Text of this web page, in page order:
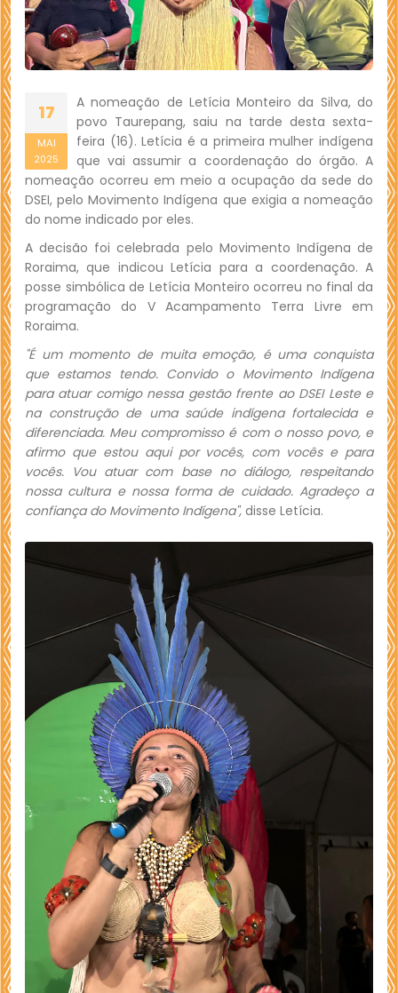
17
MAI
2025
A nomeação de Letícia Monteiro da Silva, do
povo Taurepang, saiu na tarde desta sexta-
feira (16). Letícia é a primeira mulher indígena
que vai assumir a coordenação do órgão. A
nomeação ocorreu em meio a ocupação da sede do
DSEI, pelo Movimento Indígena que exigia a nomeação
do nome indicado por eles.
A decisão foi celebrada pelo Movimento Indígena de
Roraima, que indicou Letícia para a coordenação. A
posse simbólica de Letícia Monteiro ocorreu no final da
programação do V Acampamento Terra Livre em
Roraima.
"É um momento de muita emoção, é uma conquista
que estamos tendo. Convido o Movimento Indígena
para atuar comigo nessa gestão frente ao DSEI Leste e
na construção de uma saúde indígena fortalecida e
diferenciada. Meu compromisso é com o nosso povo, e
afirmo que estou aqui por vocês, com vocês e para
vocês. Vou atuar com base no diálogo, respeitando
nossa cultura e nossa forma de cuidado. Agradeço a
confiança do Movimento Indígena", disse Letícia.